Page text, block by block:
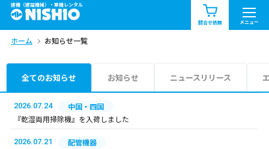
建機（建設機械）・重機レンタル
問合せ依頼 メニュー
商品一覧 お知らせ一覧
問合せ依頼リスト
エリア情報を見る
ホーム お知らせ一覧
全てのお知らせ お知らせ ニュースリリース
2026.07.24
中国・四国
『乾湿両用掃除機』を入荷しました
2026.07.21
配管機器